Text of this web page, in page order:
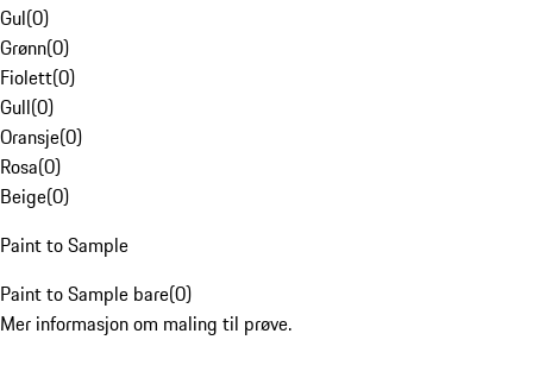
Gul(0)
Grønn(0)
Fiolett(0)
Gull(0)
Oransje(0)
Rosa(0)
Beige(0)
Paint to Sample
Paint to Sample bare(0)
Mer informasjon om maling til prøve.